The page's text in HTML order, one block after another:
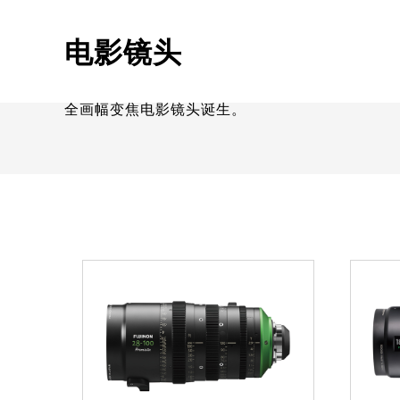
电影镜头
全画幅变焦电影镜头诞生。